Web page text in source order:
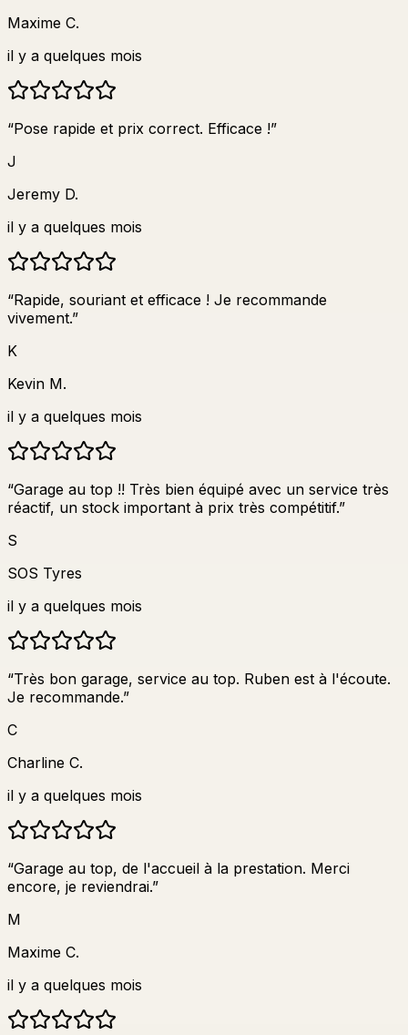
Maxime C.
il y a quelques mois
“Pose rapide et prix correct. Efficace !”
J
Jeremy D.
il y a quelques mois
“Rapide, souriant et efficace ! Je recommande
vivement.”
K
Kevin M.
il y a quelques mois
“Garage au top !! Très bien équipé avec un service très
réactif, un stock important à prix très compétitif.”
S
SOS Tyres
il y a quelques mois
“Très bon garage, service au top. Ruben est à l'écoute.
Je recommande.”
C
Charline C.
il y a quelques mois
“Garage au top, de l'accueil à la prestation. Merci
encore, je reviendrai.”
M
Maxime C.
il y a quelques mois